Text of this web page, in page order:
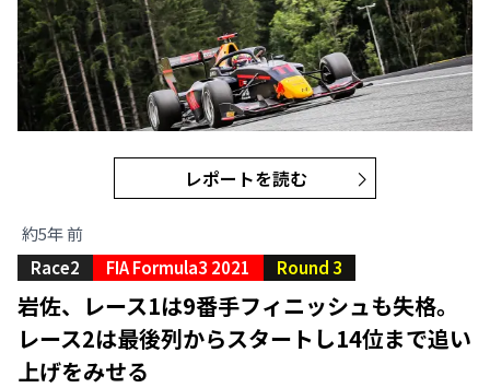
レポートを読む
約5年 前
Race2
FIA Formula3 2021 Round 3
岩佐、レース1は9番手フィニッシュも失格。
レース2は最後列からスタートし14位まで追い
上げをみせる